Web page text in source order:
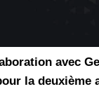
avec
la